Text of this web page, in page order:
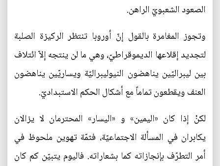
الصعود الشعبويّ الراهن.
وتجوز المغامرة بالقول إنّ أوروبا تنتظر الركيزة الصلبة
لتجديد إقلاعها الديموقراطيّ، وهي ما لن ينتجه إلاّ ائتلاف
بين ليبراليّين يناهضون النيوليبراليّة ويساريّين يناهضون
العنف ويقطعون تماماً مع أشكال الحكم الاستبداديّ.
لكنْ إذا كان «اليمين» و «اليسار» المحترمان لا يزالان
يكابران في المسألة الاجتماعيّة، فثمّة تهوين ملحوظ في
أمر التطرّف بإنجازاته كما بشعاراته. فاليوم يتبيّن كم كان